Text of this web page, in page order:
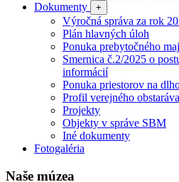
Dokumenty
+
Výročná správa za rok
Plán hlavných úloh
Ponuka prebytočného
Smernica č.2/2025 o
informácií
Ponuka priestorov na
Profil verejného
Projekty
Objekty v správe SBM
Iné dokumenty
Fotogaléria
Naše múzea